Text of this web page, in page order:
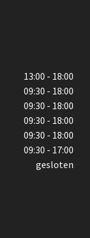
13:00 - 18:00
09:30 - 18:00
09:30 - 18:00
09:30 - 18:00
09:30 - 18:00
09:30 - 17:00
gesloten